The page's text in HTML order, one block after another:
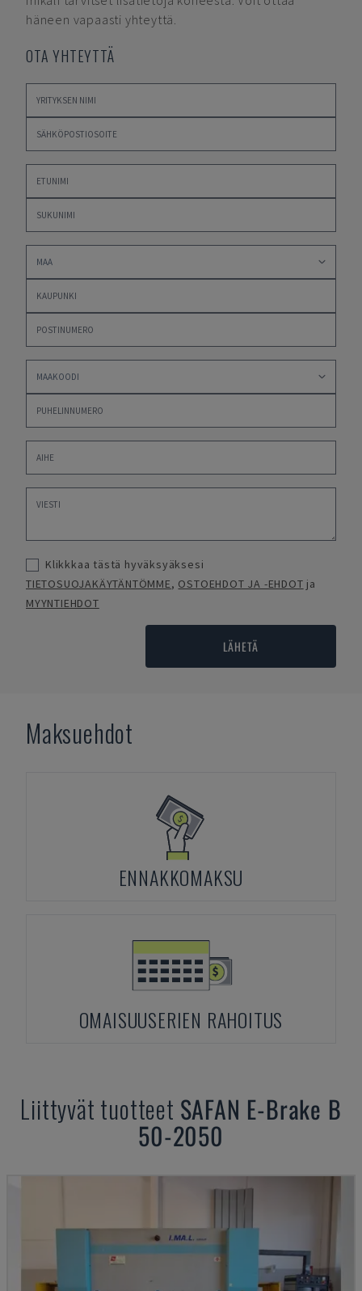
häneen vapaasti yhteyttä.
OTA YHTEYTTÄ
Klikkkaa tästä hyväksyäksesi
TIETOSUOJAKÄYTÄNTÖMME, OSTOEHDOT JA -EHDOT ja
MYYNTIEHDOT
LÄHETÄ
Maksuehdot
ENNAKKOMAKSU
OMAISUUSERIEN RAHOITUS
Liittyvät tuotteet SAFAN E-Brake B
50-2050